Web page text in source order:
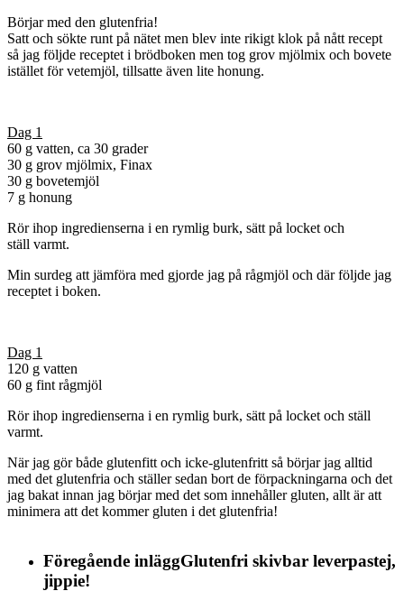
Börjar med den glutenfria!
Satt och sökte runt på nätet men blev inte rikigt klok på nått recept
så jag följde receptet i brödboken men tog grov mjölmix och bovete
istället för vetemjöl, tillsatte även lite honung.
Dag 1
60 g vatten, ca 30 grader
30 g grov mjölmix, Finax
30 g bovetemjöl
7 g honung
Rör ihop ingredienserna i en rymlig burk, sätt på locket och
ställ varmt.
Min surdeg att jämföra med gjorde jag på rågmjöl och där följde jag
receptet i boken.
Dag 1
120 g vatten
60 g fint rågmjöl
Rör ihop ingredienserna i en rymlig burk, sätt på locket och ställ
varmt.
När jag gör både glutenfitt och icke-glutenfritt så börjar jag alltid
med det glutenfria och ställer sedan bort de förpackningarna och det
jag bakat innan jag börjar med det som innehåller gluten, allt är att
minimera att det kommer gluten i det glutenfria!
Föregående inläggGlutenfri skivbar leverpastej,
jippie!